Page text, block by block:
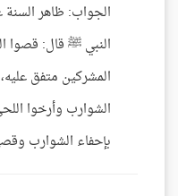
الجواب: ظاهر
النبي ﷺ قال: قصوا
المشركين متفق
الشوارب وأرخوا
بإحفاء الشوارب